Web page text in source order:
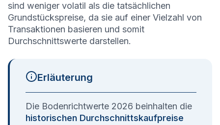
sind weniger volatil als die tatsächlichen
Grundstückspreise, da sie auf einer Vielzahl von
Transaktionen basieren und somit
Durchschnittswerte darstellen.
Erläuterung
Die Bodenrichtwerte 2026 beinhalten die
historischen Durchschnittskaufpreise